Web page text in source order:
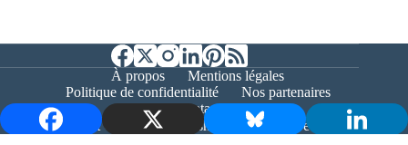
À propos
Mentions légales
Politique de confidentialité
Nos partenaires
Contact
Copyright © 2026 - Bernieshoot.fr Journal Web